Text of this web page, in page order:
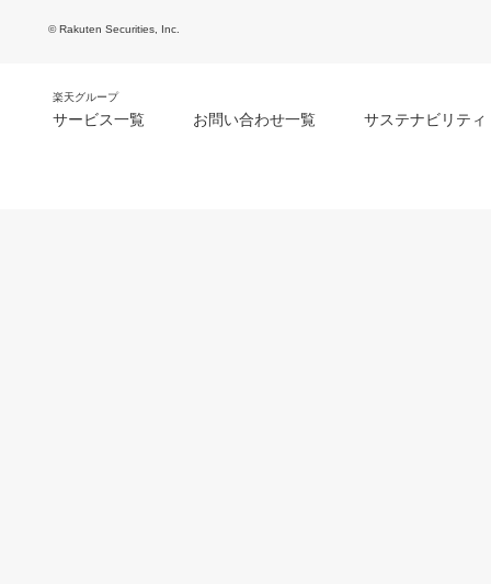
© Rakuten Securities, Inc.
楽天グループ
サービス一覧 お問い合わせ一覧 サステナビリティ